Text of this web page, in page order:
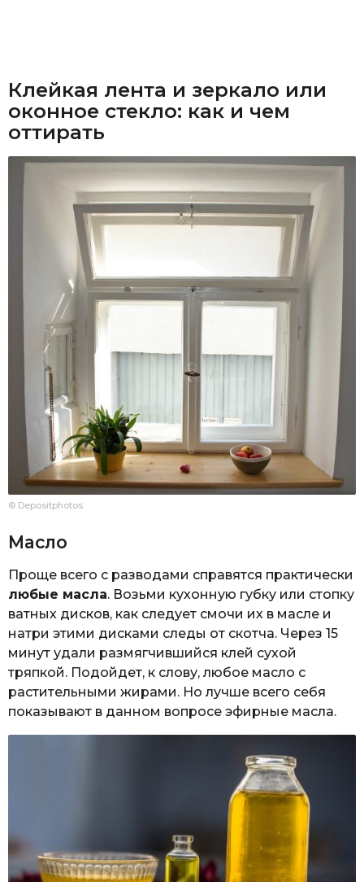
Клейкая лента и зеркало или
оконное стекло: как и чем
оттирать
© Depositphotos
Масло
Проще всего с разводами справятся практически
любые масла. Возьми кухонную губку или стопку
ватных дисков, как следует смочи их в масле и
натри этими дисками следы от скотча. Через 15
минут удали размягчившийся клей сухой
тряпкой. Подойдет, к слову, любое масло с
растительными жирами. Но лучше всего себя
показывают в данном вопросе эфирные масла.